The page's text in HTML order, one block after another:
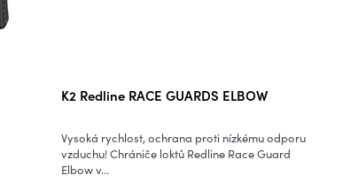
K2 Redline RACE GUARDS ELBOW
Vysoká rychlost, ochrana proti nízkému odporu
vzduchu! Chrániče loktů Redline Race Guard
Elbow v...